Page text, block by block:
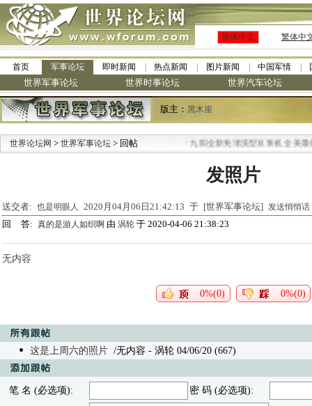
简体中文 繁体中
首页 军事论坛 即时新闻 热点新闻 图片新闻 中国军情
世界军事论坛 世界时事论坛 世界汽车论坛
版主： 黑木崖
世界论坛网 > 世界军事论坛 > 回帖 九阳全新免清洗型豆浆机 全美最低
发照片
送交者: 也是明眼人 2020月04月06日21:42:13 于 [世界军事论坛] 发送悄悄话
回 答: 真的是游人如织啊 由 涡轮 于 2020-04-06 21:38:23
无内容
0%(0) 0%(0)
这是上周六的照片 /无内容 - 涡轮 04/06/20 (667)
笔 名 (必选项):
密 码 (必选项):